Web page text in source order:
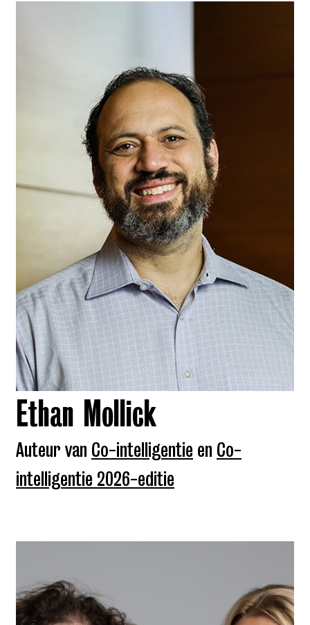
Ethan Mollick
Auteur van Co-intelligentie en Co-
intelligentie 2026-editie